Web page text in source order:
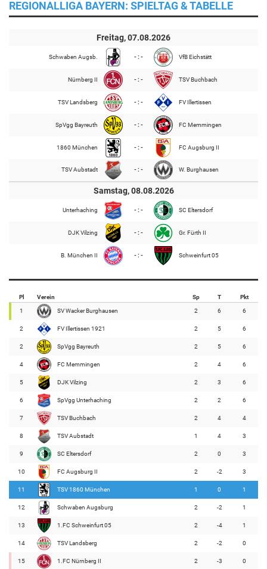
REGIONALLIGA BAYERN: SPIELTAG & TABELLE
Freitag, 07.08.2026
Schwaben Augsb. - : - VfB Eichstätt
Nürnberg II - : - TSV Buchbach
TSV Landsberg - : - FV Illertissen
SpVgg Bayreuth - : - FC Memmingen
1860 München - : - FC Augsburg II
TSV Aubstadt - : - W. Burghausen
Samstag, 08.08.2026
Unterhaching - : - SC Eltersdorf
DJK Vilzing - : - Gr. Fürth II
B. München II - : - Schweinfurt 05
Pl Verein Sp T Pkt
1 SV Wacker Burghausen 2 6 6
2 FV Illertissen 1921 2 5 6
2 SpVgg Bayreuth 2 5 6
4 FC Memmingen 2 4 6
5 DJK Vilzing 2 3 6
6 SpVgg Unterhaching 2 2 6
7 TSV Buchbach 2 4 4
8 TSV Aubstadt 1 4 3
9 SC Eltersdorf 2 0 3
10 FC Augsburg II 2 -2 3
11 TSV 1860 München 1 0 1
12 Schwaben Augsburg 2 -2 1
13 1.FC Schweinfurt 05 2 -4 1
14 TSV Landsberg 2 -2 0
15 1.FC Nürnberg II 2 -3 0